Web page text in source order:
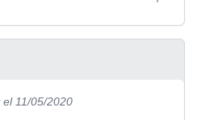
el 11/05/2020